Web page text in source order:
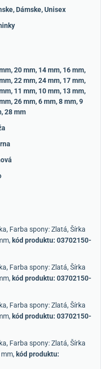
, Dámske,Unisex
,20 mm, 14 mm, 16 mm,
,22 mm,24 mm, 17 mm,
, 11 mm, 10 mm, 13 mm,
,26 mm,6 mm,8 mm,9
,28 mm
Farba spony: Zlatá, Šírka
kód produktu: 03702150-
Farba spony: Zlatá, Šírka
kód produktu: 03702150-
Farba spony: Zlatá, Šírka
kód produktu: 03702150-
Farba spony: Zlatá, Šírka
kód produktu: